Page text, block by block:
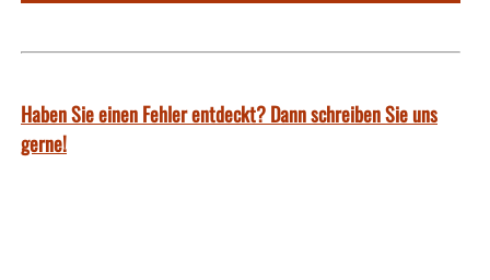
Haben Sie einen Fehler entdeckt? Dann schreiben Sie uns
gerne!